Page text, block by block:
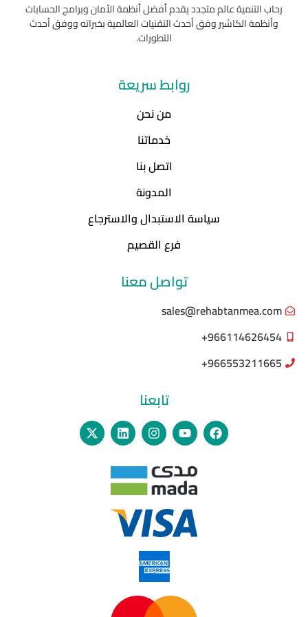
رحاب التنمية عالم متجدد يقدم أفضل أنظمة الأمان وبرامج الحسابات
وأنظمة الكاشير وفق أحدث التقنيات العالمية بخبراته ووفق أحدث
التطورات.
روابط سريعة
من نحن
خدماتنا
اتصل بنا
المدونة
سياسة الاستبدال والاسترجاع
فرع القصيم
تواصل معنا
sales@rehabtanmea.com
966114626454+
966553211665+
تابعنا